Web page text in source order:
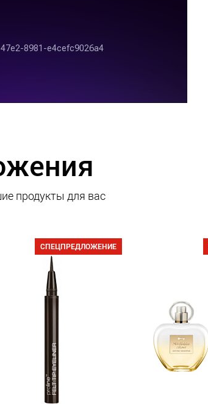
продукты для вас
СПЕЦПРЕДЛОЖЕНИЕ